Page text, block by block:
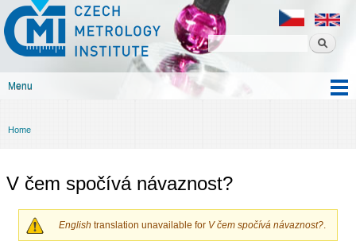
content
Czech
metrology
institute
Menu
You are here
Home
V čem spočívá návaznost?
English translation unavailable for V čem spočívá návaznost?.